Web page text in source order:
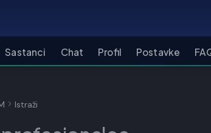
Sastanci Chat Profil Postavke
Istraži